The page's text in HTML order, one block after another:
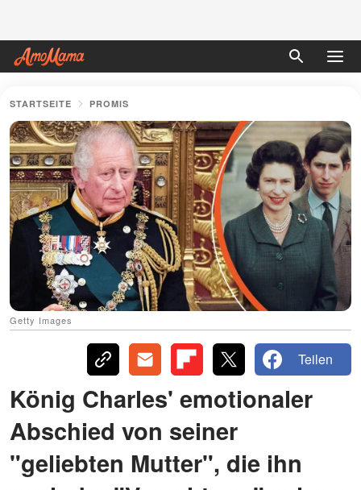
STARTSEITE PROMIS
Getty Images
Teilen
König Charles' emotionaler
Abschied von seiner
"geliebten Mutter", die ihn